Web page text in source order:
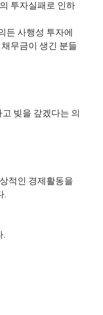
투자실패로 인하
든 사행성 투자에
무금이 생긴 분들
빚을 갚겠다는 의
적인 경제활동을
.
.